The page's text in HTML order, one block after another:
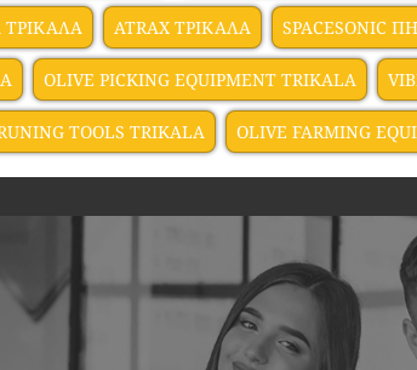
ATRAX ΤΡΙΚΑΛΑ SPACESONIC
OLIVE PICKING EQUIPMENT TRIKALA
TOOLS TRIKALA OLIVE FARMING